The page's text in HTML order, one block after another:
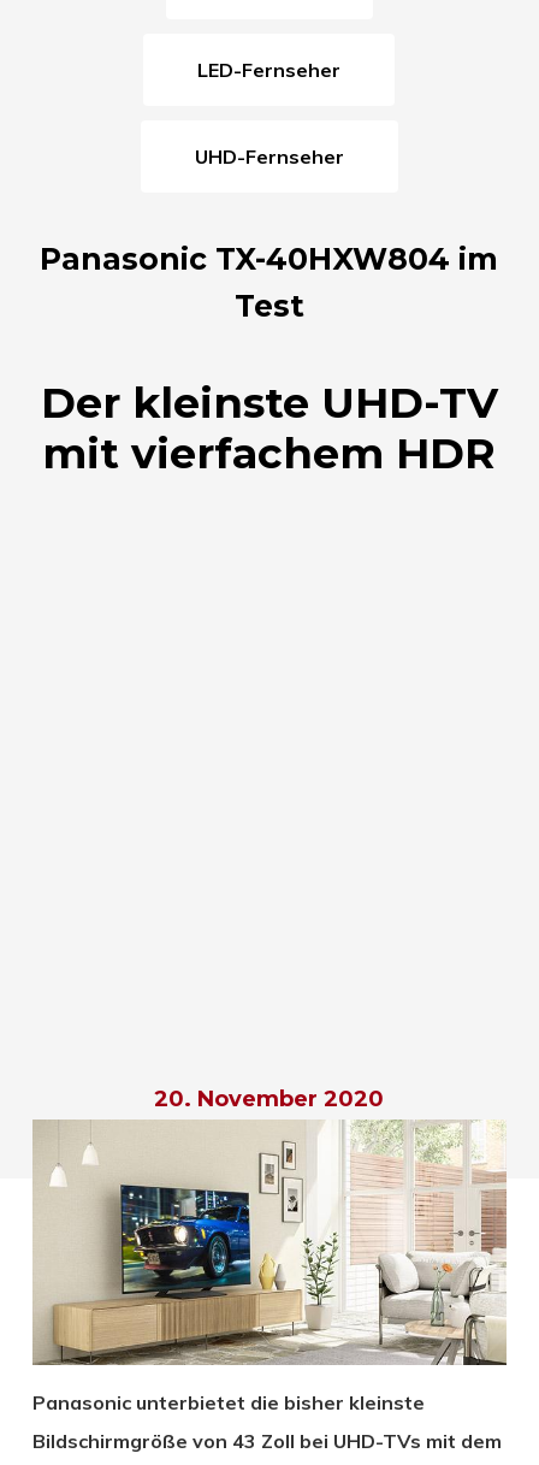
LED-Fernseher
UHD-Fernseher
Panasonic TX-40HXW804 im
Test
Der kleinste UHD-TV
mit vierfachem HDR
20. November 2020
Panasonic unterbietet die bisher kleinste
Bildschirmgröße von 43 Zoll bei UHD-TVs mit dem